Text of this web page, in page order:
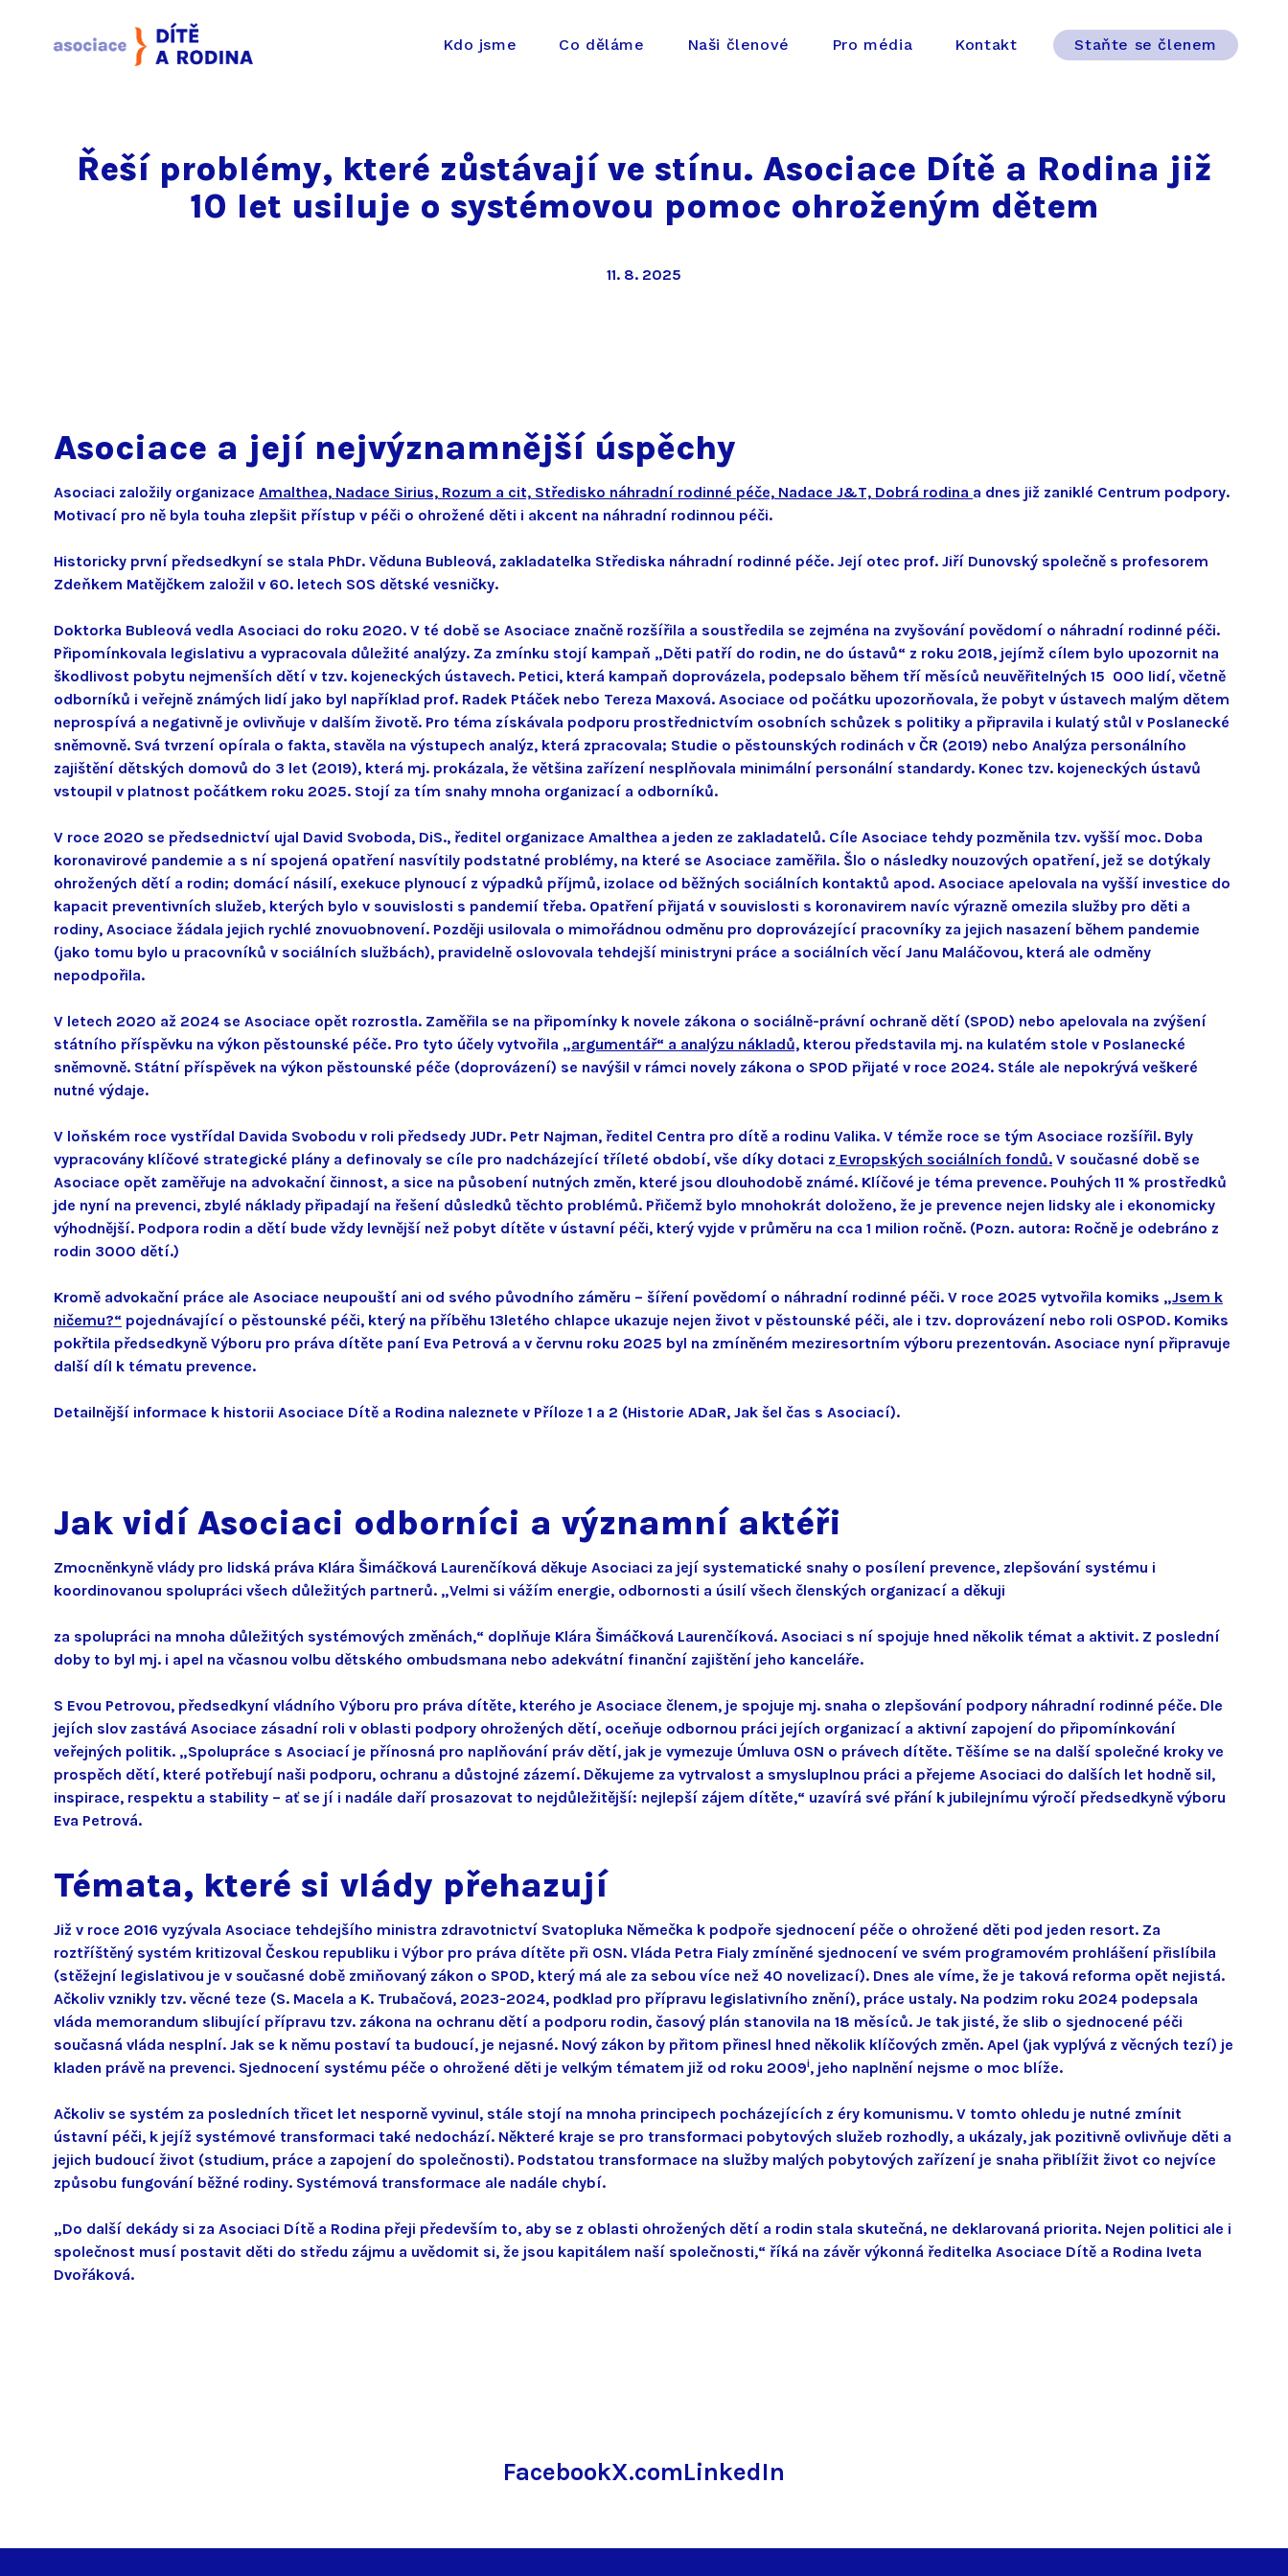
Kdo jsme Co děláme Naši členové Pro média Kontakt Staňte se členem
Řeší problémy, které zůstávají ve stínu. Asociace Dítě a Rodina již
10 let usiluje o systémovou pomoc ohroženým dětem
11. 8. 2025
Asociace a její nejvýznamnější úspěchy
Asociaci založily organizace Amalthea, Nadace Sirius, Rozum a cit, Středisko náhradní rodinné péče, Nadace J&T, Dobrá rodina a dnes již zaniklé Centrum podpory.
Motivací pro ně byla touha zlepšit přístup v péči o ohrožené děti i akcent na náhradní rodinnou péči.
Historicky první předsedkyní se stala PhDr. Věduna Bubleová, zakladatelka Střediska náhradní rodinné péče. Její otec prof. Jiří Dunovský společně s profesorem
Zdeňkem Matějčkem založil v 60. letech SOS dětské vesničky.
Doktorka Bubleová vedla Asociaci do roku 2020. V té době se Asociace značně rozšířila a soustředila se zejména na zvyšování povědomí o náhradní rodinné péči.
Připomínkovala legislativu a vypracovala důležité analýzy. Za zmínku stojí kampaň „Děti patří do rodin, ne do ústavů“ z roku 2018, jejímž cílem bylo upozornit na
škodlivost pobytu nejmenších dětí v tzv. kojeneckých ústavech. Petici, která kampaň doprovázela, podepsalo během tří měsíců neuvěřitelných 15 000 lidí, včetně
odborníků i veřejně známých lidí jako byl například prof. Radek Ptáček nebo Tereza Maxová. Asociace od počátku upozorňovala, že pobyt v ústavech malým dětem
neprospívá a negativně je ovlivňuje v dalším životě. Pro téma získávala podporu prostřednictvím osobních schůzek s politiky a připravila i kulatý stůl v Poslanecké
sněmovně. Svá tvrzení opírala o fakta, stavěla na výstupech analýz, která zpracovala; Studie o pěstounských rodinách v ČR (2019) nebo Analýza personálního
zajištění dětských domovů do 3 let (2019), která mj. prokázala, že většina zařízení nesplňovala minimální personální standardy. Konec tzv. kojeneckých ústavů
vstoupil v platnost počátkem roku 2025. Stojí za tím snahy mnoha organizací a odborníků.
V roce 2020 se předsednictví ujal David Svoboda, DiS., ředitel organizace Amalthea a jeden ze zakladatelů. Cíle Asociace tehdy pozměnila tzv. vyšší moc. Doba
koronavirové pandemie a s ní spojená opatření nasvítily podstatné problémy, na které se Asociace zaměřila. Šlo o následky nouzových opatření, jež se dotýkaly
ohrožených dětí a rodin; domácí násilí, exekuce plynoucí z výpadků příjmů, izolace od běžných sociálních kontaktů apod. Asociace apelovala na vyšší investice do
kapacit preventivních služeb, kterých bylo v souvislosti s pandemií třeba. Opatření přijatá v souvislosti s koronavirem navíc výrazně omezila služby pro děti a
rodiny, Asociace žádala jejich rychlé znovuobnovení. Později usilovala o mimořádnou odměnu pro doprovázející pracovníky za jejich nasazení během pandemie
(jako tomu bylo u pracovníků v sociálních službách), pravidelně oslovovala tehdejší ministryni práce a sociálních věcí Janu Maláčovou, která ale odměny
nepodpořila.
V letech 2020 až 2024 se Asociace opět rozrostla. Zaměřila se na připomínky k novele zákona o sociálně-právní ochraně dětí (SPOD) nebo apelovala na zvýšení
státního příspěvku na výkon pěstounské péče. Pro tyto účely vytvořila „argumentář“ a analýzu nákladů, kterou představila mj. na kulatém stole v Poslanecké
sněmovně. Státní příspěvek na výkon pěstounské péče (doprovázení) se navýšil v rámci novely zákona o SPOD přijaté v roce 2024. Stále ale nepokrývá veškeré
nutné výdaje.
V loňském roce vystřídal Davida Svobodu v roli předsedy JUDr. Petr Najman, ředitel Centra pro dítě a rodinu Valika. V témže roce se tým Asociace rozšířil. Byly
vypracovány klíčové strategické plány a definovaly se cíle pro nadcházející tříleté období, vše díky dotaci z Evropských sociálních fondů. V současné době se
Asociace opět zaměřuje na advokační činnost, a sice na působení nutných změn, které jsou dlouhodobě známé. Klíčové je téma prevence. Pouhých 11 % prostředků
jde nyní na prevenci, zbylé náklady připadají na řešení důsledků těchto problémů. Přičemž bylo mnohokrát doloženo, že je prevence nejen lidsky ale i ekonomicky
výhodnější. Podpora rodin a dětí bude vždy levnější než pobyt dítěte v ústavní péči, který vyjde v průměru na cca 1 milion ročně. (Pozn. autora: Ročně je odebráno z
rodin 3000 dětí.)
Kromě advokační práce ale Asociace neupouští ani od svého původního záměru – šíření povědomí o náhradní rodinné péči. V roce 2025 vytvořila komiks „Jsem k
ničemu?“ pojednávající o pěstounské péči, který na příběhu 13letého chlapce ukazuje nejen život v pěstounské péči, ale i tzv. doprovázení nebo roli OSPOD. Komiks
pokřtila předsedkyně Výboru pro práva dítěte paní Eva Petrová a v červnu roku 2025 byl na zmíněném meziresortním výboru prezentován. Asociace nyní připravuje
další díl k tématu prevence.
Detailnější informace k historii Asociace Dítě a Rodina naleznete v Příloze 1 a 2 (Historie ADaR, Jak šel čas s Asociací).
Jak vidí Asociaci odborníci a významní aktéři
Zmocněnkyně vlády pro lidská práva Klára Šimáčková Laurenčíková děkuje Asociaci za její systematické snahy o posílení prevence, zlepšování systému i
koordinovanou spolupráci všech důležitých partnerů. „Velmi si vážím energie, odbornosti a úsilí všech členských organizací a děkuji
za spolupráci na mnoha důležitých systémových změnách,“ doplňuje Klára Šimáčková Laurenčíková. Asociaci s ní spojuje hned několik témat a aktivit. Z poslední
doby to byl mj. i apel na včasnou volbu dětského ombudsmana nebo adekvátní finanční zajištění jeho kanceláře.
S Evou Petrovou, předsedkyní vládního Výboru pro práva dítěte, kterého je Asociace členem, je spojuje mj. snaha o zlepšování podpory náhradní rodinné péče. Dle
jejích slov zastává Asociace zásadní roli v oblasti podpory ohrožených dětí, oceňuje odbornou práci jejích organizací a aktivní zapojení do připomínkování
veřejných politik. „Spolupráce s Asociací je přínosná pro naplňování práv dětí, jak je vymezuje Úmluva OSN o právech dítěte. Těšíme se na další společné kroky ve
prospěch dětí, které potřebují naši podporu, ochranu a důstojné zázemí. Děkujeme za vytrvalost a smysluplnou práci a přejeme Asociaci do dalších let hodně sil,
inspirace, respektu a stability – ať se jí i nadále daří prosazovat to nejdůležitější: nejlepší zájem dítěte,“ uzavírá své přání k jubilejnímu výročí předsedkyně výboru
Eva Petrová.
Témata, které si vlády přehazují
Již v roce 2016 vyzývala Asociace tehdejšího ministra zdravotnictví Svatopluka Němečka k podpoře sjednocení péče o ohrožené děti pod jeden resort. Za
roztříštěný systém kritizoval Českou republiku i Výbor pro práva dítěte při OSN. Vláda Petra Fialy zmíněné sjednocení ve svém programovém prohlášení přislíbila
(stěžejní legislativou je v současné době zmiňovaný zákon o SPOD, který má ale za sebou více než 40 novelizací). Dnes ale víme, že je taková reforma opět nejistá.
Ačkoliv vznikly tzv. věcné teze (S. Macela a K. Trubačová, 2023-2024, podklad pro přípravu legislativního znění), práce ustaly. Na podzim roku 2024 podepsala
vláda memorandum slibující přípravu tzv. zákona na ochranu dětí a podporu rodin, časový plán stanovila na 18 měsíců. Je tak jisté, že slib o sjednocené péči
současná vláda nesplní. Jak se k němu postaví ta budoucí, je nejasné. Nový zákon by přitom přinesl hned několik klíčových změn. Apel (jak vyplývá z věcných tezí) je
kladen právě na prevenci. Sjednocení systému péče o ohrožené děti je velkým tématem již od roku 2009i, jeho naplnění nejsme o moc blíže.
Ačkoliv se systém za posledních třicet let nesporně vyvinul, stále stojí na mnoha principech pocházejících z éry komunismu. V tomto ohledu je nutné zmínit
ústavní péči, k jejíž systémové transformaci také nedochází. Některé kraje se pro transformaci pobytových služeb rozhodly, a ukázaly, jak pozitivně ovlivňuje děti a
jejich budoucí život (studium, práce a zapojení do společnosti). Podstatou transformace na služby malých pobytových zařízení je snaha přiblížit život co nejvíce
způsobu fungování běžné rodiny. Systémová transformace ale nadále chybí.
„Do další dekády si za Asociaci Dítě a Rodina přeji především to, aby se z oblasti ohrožených dětí a rodin stala skutečná, ne deklarovaná priorita. Nejen politici ale i
společnost musí postavit děti do středu zájmu a uvědomit si, že jsou kapitálem naší společnosti,“ říká na závěr výkonná ředitelka Asociace Dítě a Rodina Iveta
Dvořáková.
FacebookX.comLinkedIn